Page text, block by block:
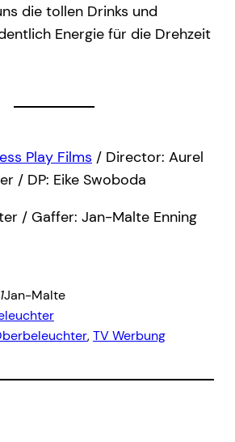
die tollen Drinks und
Energie für die Drehzeit
Play Films / Director: Aurel
/ DP: Eike Swoboda
/ Gaffer: Jan-Malte Enning
Jan-Malte
, TV Werbung